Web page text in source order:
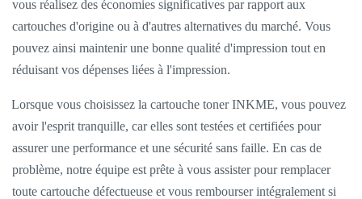
vous réalisez des économies significatives par rapport aux
cartouches d'origine ou à d'autres alternatives du marché. Vous
pouvez ainsi maintenir une bonne qualité d'impression tout en
réduisant vos dépenses liées à l'impression.
Lorsque vous choisissez la cartouche toner INKME, vous pouvez
avoir l'esprit tranquille, car elles sont testées et certifiées pour
assurer une performance et une sécurité sans faille. En cas de
problème, notre équipe est prête à vous assister pour remplacer
toute cartouche défectueuse et vous rembourser intégralement si